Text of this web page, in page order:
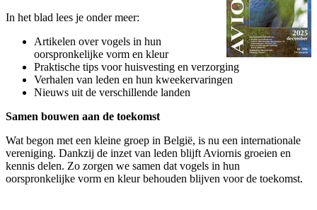
In het blad lees je onder meer:
Artikelen over vogels in hun
oorspronkelijke vorm en kleur
Praktische tips voor huisvesting en verzorging
Verhalen van leden en hun kweekervaringen
Nieuws uit de verschillende landen
Samen bouwen aan de toekomst
Wat begon met een kleine groep in België, is nu een internationale
vereniging. Dankzij de inzet van leden blijft Aviornis groeien en
kennis delen. Zo zorgen we samen dat vogels in hun
oorspronkelijke vorm en kleur behouden blijven voor de toekomst.